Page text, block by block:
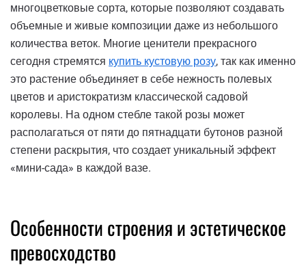
многоцветковые сорта, которые позволяют создавать
объемные и живые композиции даже из небольшого
количества веток. Многие ценители прекрасного
сегодня стремятся купить кустовую розу, так как именно
это растение объединяет в себе нежность полевых
цветов и аристократизм классической садовой
королевы. На одном стебле такой розы может
располагаться от пяти до пятнадцати бутонов разной
степени раскрытия, что создает уникальный эффект
«мини-сада» в каждой вазе.
Особенности строения и эстетическое
превосходство